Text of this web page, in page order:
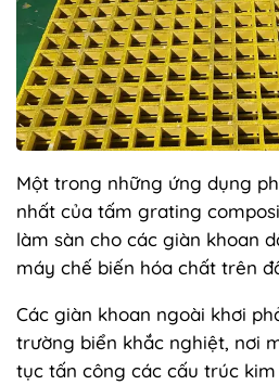
Một trong những ứng dụng
nhất của tấm grating
làm sàn cho các giàn khoan
máy chế biến hóa chất trên
Các giàn khoan ngoài khơi
trường biển khắc nghiệt, nơi
tục tấn công các cấu trúc